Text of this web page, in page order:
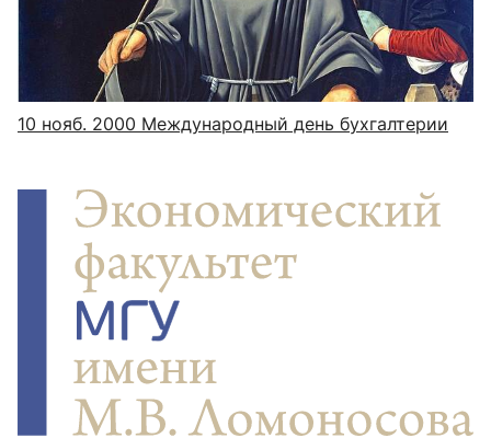
10 нояб. 2000 Международный день бухгалтерии